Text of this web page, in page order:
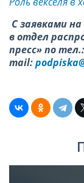
С заявками
в отдел
пресс» по
mail: